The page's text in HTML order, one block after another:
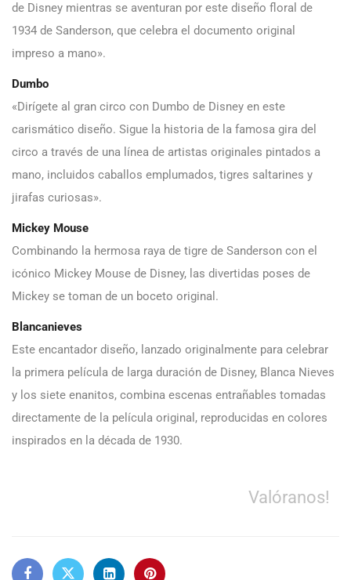
de Disney mientras se aventuran por este diseño floral de
1934 de Sanderson, que celebra el documento original
impreso a mano».
Dumbo
«Dirígete al gran circo con Dumbo de Disney en este
carismático diseño. Sigue la historia de la famosa gira del
circo a través de una línea de artistas originales pintados a
mano, incluidos caballos emplumados, tigres saltarines y
jirafas curiosas».
Mickey Mouse
Combinando la hermosa raya de tigre de Sanderson con el
icónico Mickey Mouse de Disney, las divertidas poses de
Mickey se toman de un boceto original.
Blancanieves
Este encantador diseño, lanzado originalmente para celebrar
la primera película de larga duración de Disney, Blanca Nieves
y los siete enanitos, combina escenas entrañables tomadas
directamente de la película original, reproducidas en colores
inspirados en la década de 1930.
Valóranos!